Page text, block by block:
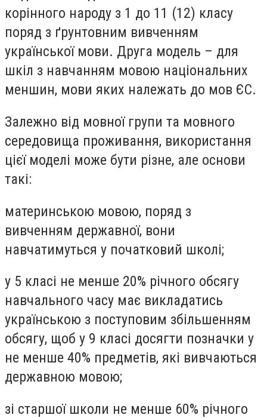
корінного народу з 1 до 11 (12) класу
поряд з ґрунтовним вивченням
української мови. Друга модель – для
шкіл з навчанням мовою національних
меншин, мови яких належать до мов ЄС.
Залежно від мовної групи та мовного
середовища проживання, використання
цієї моделі може бути різне, але основи
такі:
материнською мовою, поряд з
вивченням державної, вони
навчатимуться у початковий школі;
у 5 класі не менше 20% річного обсягу
навчального часу має викладатись
українською з поступовим збільшенням
обсягу, щоб у 9 класі досягти позначки у
не менше 40% предметів, які вивчаються
державною мовою;
зі старшої школи не менше 60% річного